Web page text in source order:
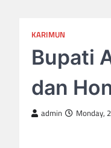
KARIMUN
Bupati
dan
admin Monday,